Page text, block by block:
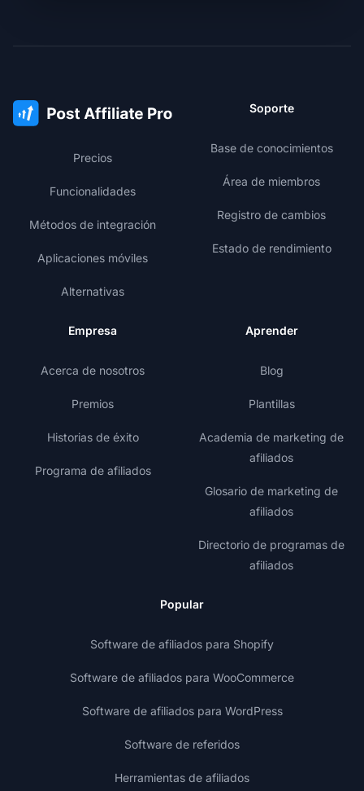
Precios
Funcionalidades
Métodos de integración
Aplicaciones móviles
Alternativas
Soporte
Base de conocimientos
Área de miembros
Registro de cambios
Estado de rendimiento
Empresa
Acerca de nosotros
Premios
Historias de éxito
Programa de afiliados
Aprender
Blog
Plantillas
Academia de marketing de
afiliados
Glosario de marketing de
afiliados
Directorio de programas de
afiliados
Popular
Software de afiliados para Shopify
Software de afiliados para WooCommerce
Software de afiliados para WordPress
Software de referidos
Herramientas de afiliados